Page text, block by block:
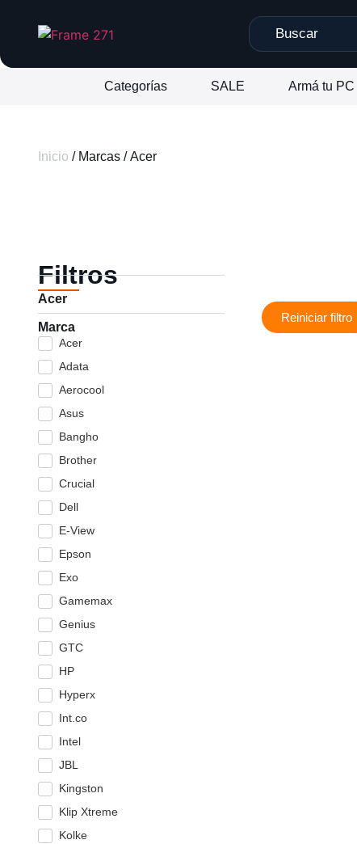
Categorías SALE Armá tu PC
Inicio / Marcas / Acer
Filtros
Acer
Marca
Acer
Adata
Aerocool
Asus
Bangho
Brother
Crucial
Dell
E-View
Epson
Exo
Gamemax
Genius
GTC
HP
Hyperx
Int.co
Intel
JBL
Kingston
Klip Xtreme
Kolke
Reiniciar filtro